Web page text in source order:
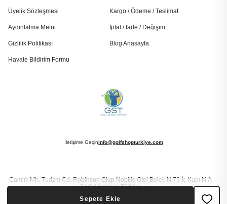
Sepete Ekle
İletişime Geçininfo@golfshopturkiye.com
Üyelik Sözleşmesi
Aydınlatma Metni
Gizlilik Politikası
Havale Bildirim Formu
Kargo / Ödeme / Teslimat
İptal / İade / Değişim
Blog Anasayfa
Çamlık Mh. Turizm Cd. Robinson Clup Nobilis Otel Belek N:79 İç Kapı N:A
Serik/ Antalya/ Türkiye